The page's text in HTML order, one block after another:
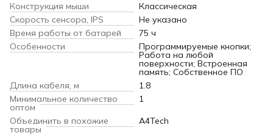
Конструкция мыши
Классическая
Скорость сенсора, IPS
Не указано
Время работы от батарей
75 ч
Особенности
Программируемые кнопки;
Работа на любой
поверхности; Встроенная
память; Собственное ПО
Длина кабеля, м
1.8
Минимальное количество
оптом
1
Объединить в похожие
товары
A4Tech